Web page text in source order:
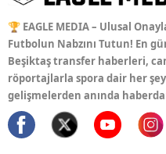
🏆 EAGLE MEDIA – Ulusal
Futbolun Nabzını Tutun! En
Beşiktaş transfer haberleri,
röportajlarla spora dair her
gelişmelerden anında